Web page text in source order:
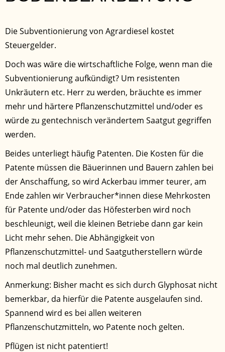
Die Subventionierung von Agrardiesel kostet
Steuergelder.
Doch was wäre die wirtschaftliche Folge, wenn man die
Subventionierung aufkündigt? Um resistenten
Unkräutern etc. Herr zu werden, bräuchte es immer
mehr und härtere Pflanzenschutzmittel und/oder es
würde zu gentechnisch verändertem Saatgut gegriffen
werden.
Beides unterliegt häufig Patenten. Die Kosten für die
Patente müssen die Bäuerinnen und Bauern zahlen bei
der Anschaffung, so wird Ackerbau immer teurer, am
Ende zahlen wir Verbraucher*innen diese Mehrkosten
für Patente und/oder das Höfesterben wird noch
beschleunigt, weil die kleinen Betriebe dann gar kein
Licht mehr sehen. Die Abhängigkeit von
Pflanzenschutzmittel- und Saatgutherstellern würde
noch mal deutlich zunehmen.
Anmerkung: Bisher macht es sich durch Glyphosat nicht
bemerkbar, da hierfür die Patente ausgelaufen sind.
Spannend wird es bei allen weiteren
Pflanzenschutzmitteln, wo Patente noch gelten.
Pflügen ist nicht patentiert!